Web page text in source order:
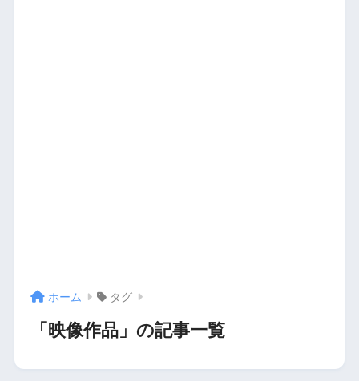
ホーム タグ
「映像作品」の記事一覧